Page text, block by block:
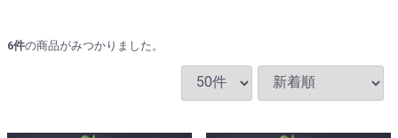
6件の商品がみつかりました。